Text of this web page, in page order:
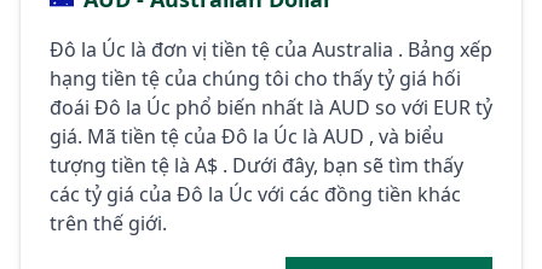
Đô la Úc là đơn vị tiền tệ của Australia . Bảng xếp
hạng tiền tệ của chúng tôi cho thấy tỷ giá hối
đoái Đô la Úc phổ biến nhất là AUD so với EUR tỷ
giá. Mã tiền tệ của Đô la Úc là AUD , và biểu
tượng tiền tệ là A$ . Dưới đây, bạn sẽ tìm thấy
các tỷ giá của Đô la Úc với các đồng tiền khác
trên thế giới.